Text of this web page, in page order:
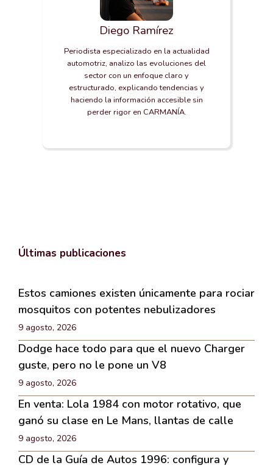
Diego Ramírez
Periodista especializado en la actualidad
automotriz, analizo las evoluciones del
sector con un enfoque claro y
estructurado, explicando tendencias y
haciendo la información accesible sin
perder rigor en CARMANÍA.
Últimas publicaciones
Estos camiones existen únicamente para rociar
mosquitos con potentes nebulizadores
9 agosto, 2026
Dodge hace todo para que el nuevo Charger
guste, pero no le pone un V8
9 agosto, 2026
En venta: Lola 1984 con motor rotativo, que
ganó su clase en Le Mans, llantas de calle
9 agosto, 2026
CD de la Guía de Autos 1996: configura y